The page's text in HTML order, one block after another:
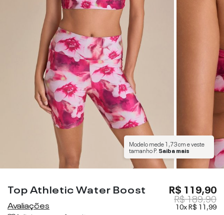
Modelo mede1,73 cme veste
tamanhoP. Saiba mais
Top Athletic Water Boost
Avaliações
R$ 119,90
R$ 189,90
10xR$ 11,99